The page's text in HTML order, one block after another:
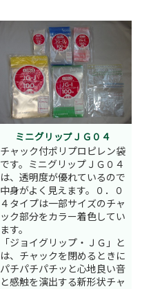
ミニグリップＪＧ０４
チャック付ポリプロピレン袋
です。ミニグリップＪＧ０４
は、透明度が優れているので
中身がよく見えます。０．０
４タイプは一部サイズのチャ
ック部分をカラー着色してい
ます。
「ジョイグリップ・ＪＧ」と
は、チャックを閉めるときに
パチパチパチッと心地良い音
と感触を演出する新形状チャ